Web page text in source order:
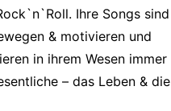
Ihre Songs sind
& motivieren und
in ihrem Wesen immer
– das Leben & die